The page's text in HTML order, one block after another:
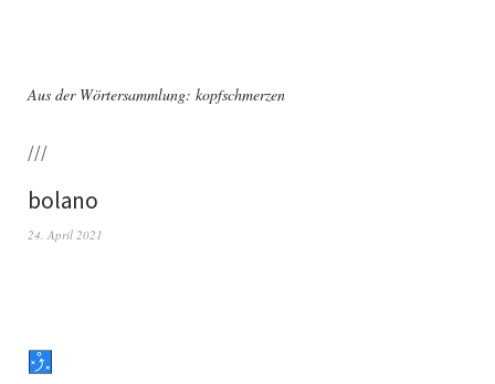
Aus der Wörtersammlung: kopfschmerzen
///
bolano
24. April 2021